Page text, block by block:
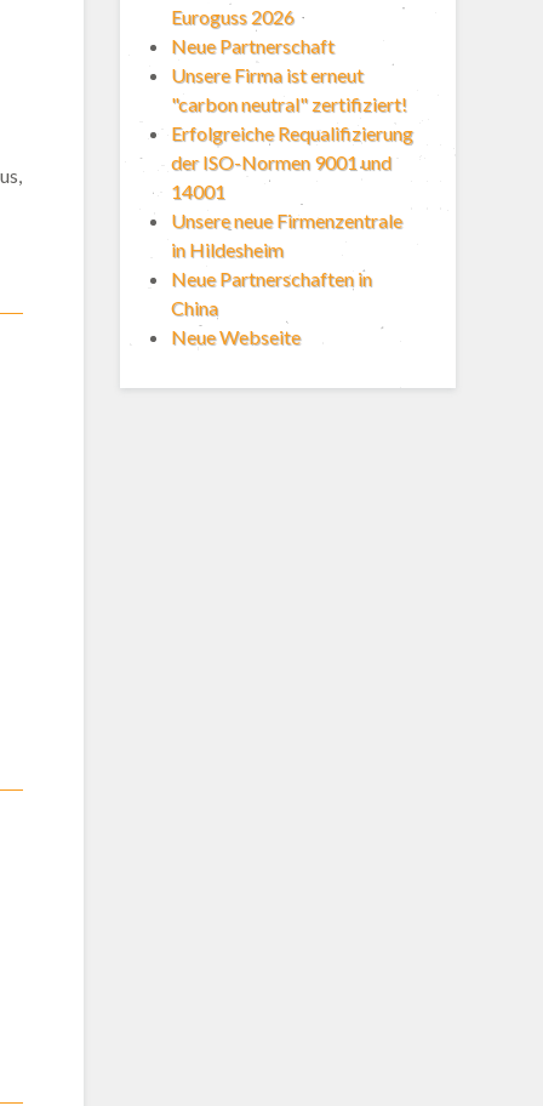
Euroguss 2026
Neue Partnerschaft
Unsere Firma ist erneut
"carbon neutral" zertifiziert!
Erfolgreiche Requalifizierung
der ISO-Normen 9001 und
14001
Unsere neue Firmenzentrale
in Hildesheim
Neue Partnerschaften in
China
Neue Webseite